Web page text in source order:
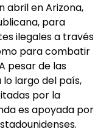
abril en Arizona,
para
ilegales a través
para combatir
pesar de las
largo del país,
por la
es apoyada por